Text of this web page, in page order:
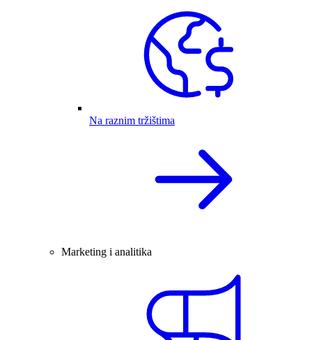
Na raznim tržištima
Marketing i analitika